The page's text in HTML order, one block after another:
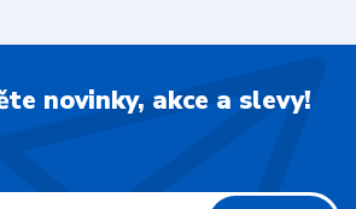
novinky, akce a slevy!